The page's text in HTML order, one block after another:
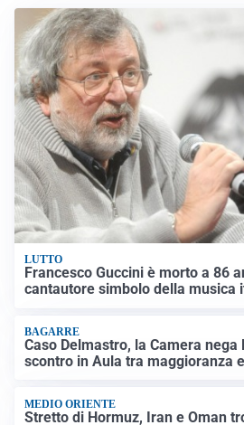
LUTTO
Francesco Guccini è morto a 86
cantautore simbolo della musica
BAGARRE
Caso Delmastro, la Camera nega
scontro in Aula tra maggioranza
MEDIO ORIENTE
Stretto di Hormuz, Iran e Oman